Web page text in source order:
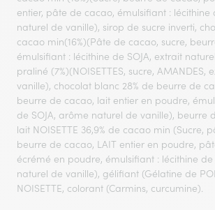
entier, pâte de cacao, émulsifiant : lécithine
naturel de vanille), sirop de sucre inverti,
cacao min(16%)(Pâte de cacao, sucre,
émulsifiant : lécithine de SOJA, extrait
praliné (7%)(NOISETTES, sucre, AMANDES,
vanille), chocolat blanc 28% de beurre de
beurre de cacao, lait entier en poudre,
de SOJA, arôme naturel de vanille), beurre
lait NOISETTE 36,9% de cacao min (Sucre,
beurre de cacao, LAIT entier en poudre,
écrémé en poudre, émulsifiant : lécithine de
naturel de vanille), gélifiant (Gélatine de
NOISETTE, colorant (Carmins, curcumine).